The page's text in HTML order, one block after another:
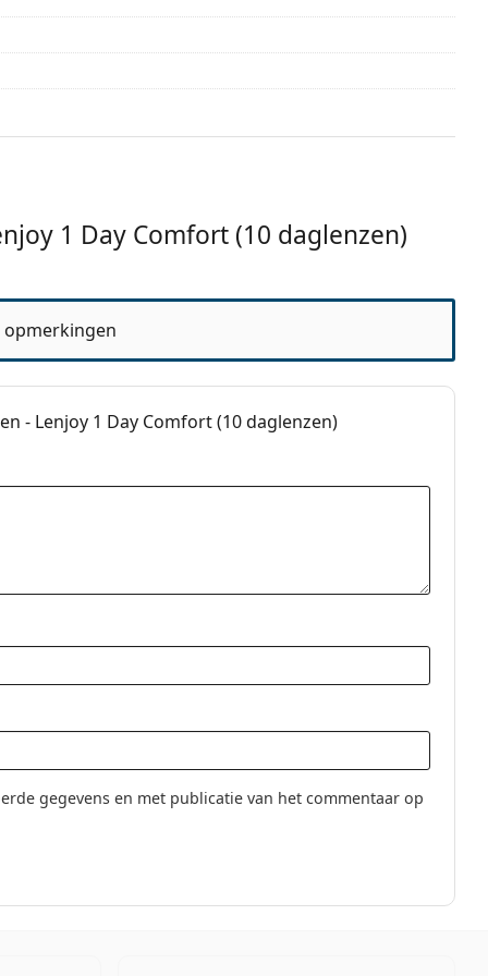
Ja
alternatief voor:
contactlenzen
1 Day Comfort (10 daglenzen)
opmerkingen
- Lenjoy 1 Day Comfort (10 daglenzen)
gegevens en met publicatie van het commentaar op